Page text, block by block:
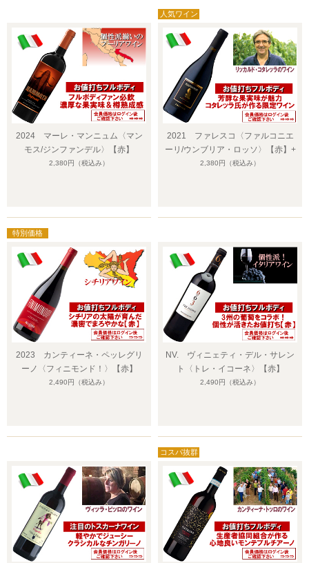
2024 マーレ・マンニュム〈マン
モス/ジンファンデル〉【赤】
2,380円 （税込み）
2021 ファレスコ〈ファルコニエ
ーリ/ウンブリア・ロッソ〉【赤】+
2,380円 （税込み）
2023 カンティーネ・ペッレグリ
ーノ〈フィニモンド！〉【赤】
2,490円 （税込み）
NV. ヴィニェティ・デル・サレン
ト〈トレ・イコーネ〉【赤】
2,490円 （税込み）